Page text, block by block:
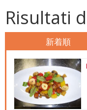
Risultati
新着順